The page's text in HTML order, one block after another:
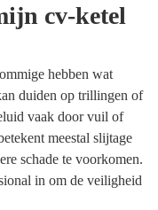
cv-ketel
hebben wat
duiden op trillingen of
vaak door vuil of
meestal slijtage
schade te voorkomen.
in om de veiligheid